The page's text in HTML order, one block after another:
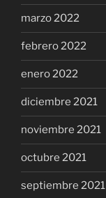
marzo 2022
febrero 2022
enero 2022
diciembre 2021
noviembre 2021
octubre 2021
septiembre 2021